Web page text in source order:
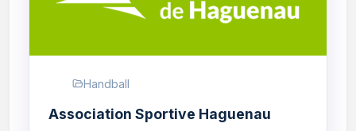
Handball
Association Sportive Haguenau